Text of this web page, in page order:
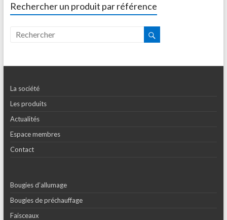
Rechercher un produit par référence
La société
Les produits
Actualités
Espace membres
Contact
Bougies d’allumage
Bougies de préchauffage
Faisceaux